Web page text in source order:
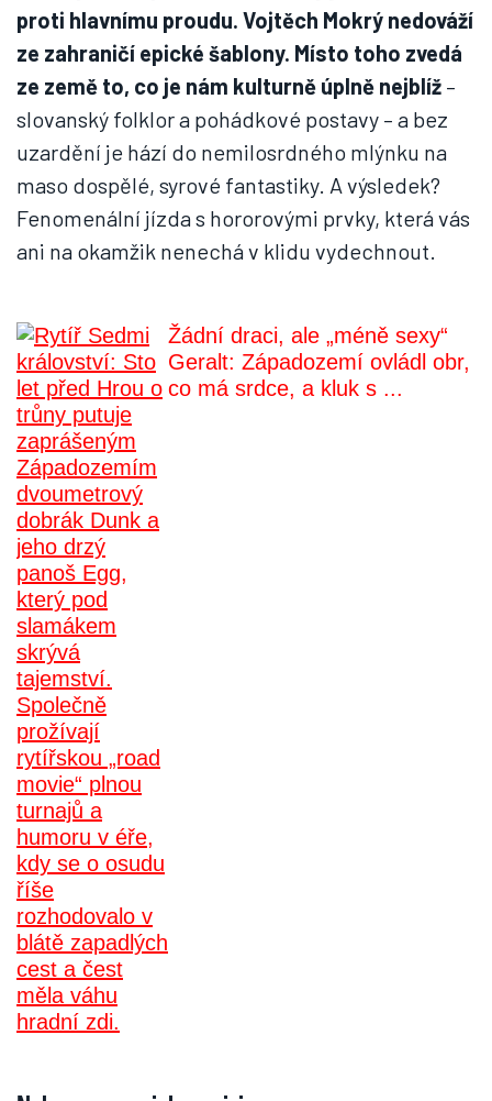
proti hlavnímu proudu. Vojtěch Mokrý nedováží
ze zahraničí epické šablony. Místo toho zvedá
ze země to, co je nám kulturně úplně nejblíž –
slovanský folklor a pohádkové postavy – a bez
uzardění je hází do nemilosrdného mlýnku na
maso dospělé, syrové fantastiky. A výsledek?
Fenomenální jízda s hororovými prvky, která vás
ani na okamžik nenechá v klidu vydechnout.
Žádní draci, ale „méně sexy“
Geralt: Západozemí ovládl obr,
co má srdce, a kluk s ...